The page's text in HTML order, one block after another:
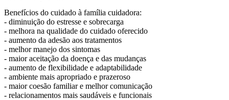
Benefícios do cuidado à família cuidadora:
- diminuição do estresse e sobrecarga
- melhora na qualidade do cuidado oferecido
- aumento da adesão aos tratamentos
- melhor manejo dos sintomas
- maior aceitação da doença e das mudanças
- aumento de flexibilidade e adaptabilidade
- ambiente mais apropriado e prazeroso
- maior coesão familiar e melhor comunicação
- relacionamentos mais saudáveis e funcionais